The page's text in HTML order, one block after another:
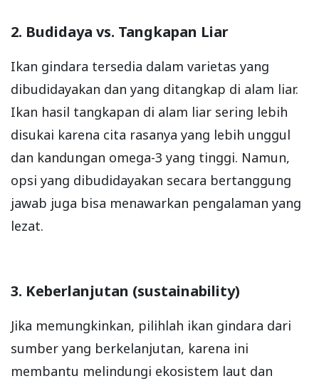
2. Budidaya vs. Tangkapan Liar
Ikan gindara tersedia dalam varietas yang
dibudidayakan dan yang ditangkap di alam liar.
Ikan hasil tangkapan di alam liar sering lebih
disukai karena cita rasanya yang lebih unggul
dan kandungan omega-3 yang tinggi. Namun,
opsi yang dibudidayakan secara bertanggung
jawab juga bisa menawarkan pengalaman yang
lezat.
3. Keberlanjutan (sustainability)
Jika memungkinkan, pilihlah ikan gindara dari
sumber yang berkelanjutan, karena ini
membantu melindungi ekosistem laut dan